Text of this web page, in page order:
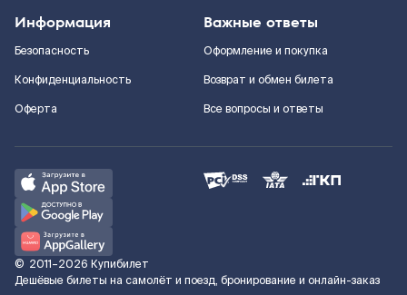
Информация
Безопасность
Конфиденциальность
Оферта
Важные ответы
Оформление и покупка
Возврат и обмен билета
Все вопросы и ответы
© 2011–2026 Купибилет
Дешёвые билеты на самолёт и поезд, бронирование и онлайн-заказ